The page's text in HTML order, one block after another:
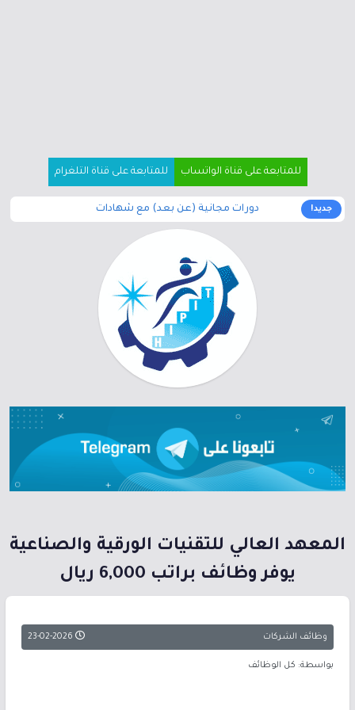
للمتابعة على قناة الواتساب للمتابعة على قناة التلغرام
جديد! دورات مجانية (عن بعد) مع شهادات
المعهد العالي للتقنيات الورقية والصناعية
يوفر وظائف براتب 6,000 ريال
وظائف الشركات 23-02-2026
بواسطة: كل الوظائف